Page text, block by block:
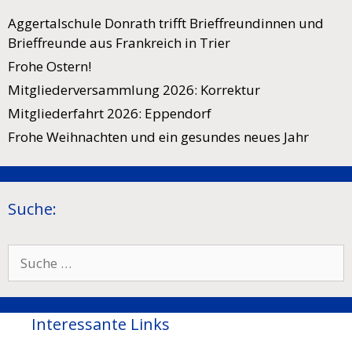
Aggertalschule Donrath trifft Brieffreundinnen und
Brieffreunde aus Frankreich in Trier
Frohe Ostern!
Mitgliederversammlung 2026: Korrektur
Mitgliederfahrt 2026: Eppendorf
Frohe Weihnachten und ein gesundes neues Jahr
Suche:
nach:
Interessante Links